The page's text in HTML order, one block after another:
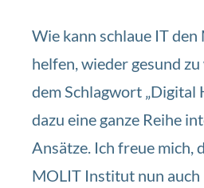
Wie kann schlaue IT den
helfen, wieder gesund
dem Schlagwort „Digital
dazu eine ganze Reihe
Ansätze. Ich freue mich,
MOLIT Institut nun